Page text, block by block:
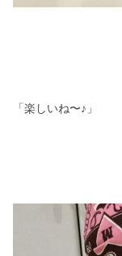
「楽しいね〜♪」